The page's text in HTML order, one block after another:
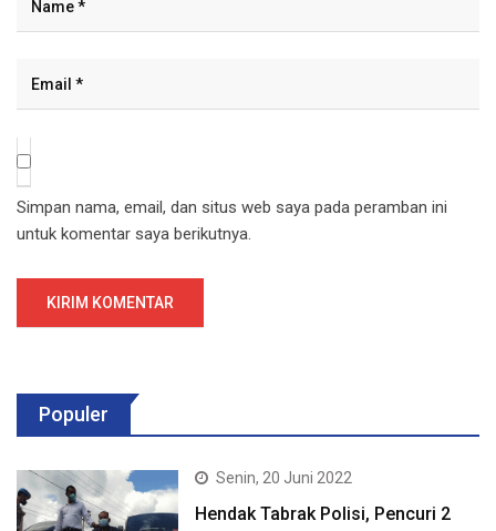
Simpan nama, email, dan situs web saya pada peramban ini
untuk komentar saya berikutnya.
Populer
Senin, 20 Juni 2022
Hendak Tabrak Polisi, Pencuri 2